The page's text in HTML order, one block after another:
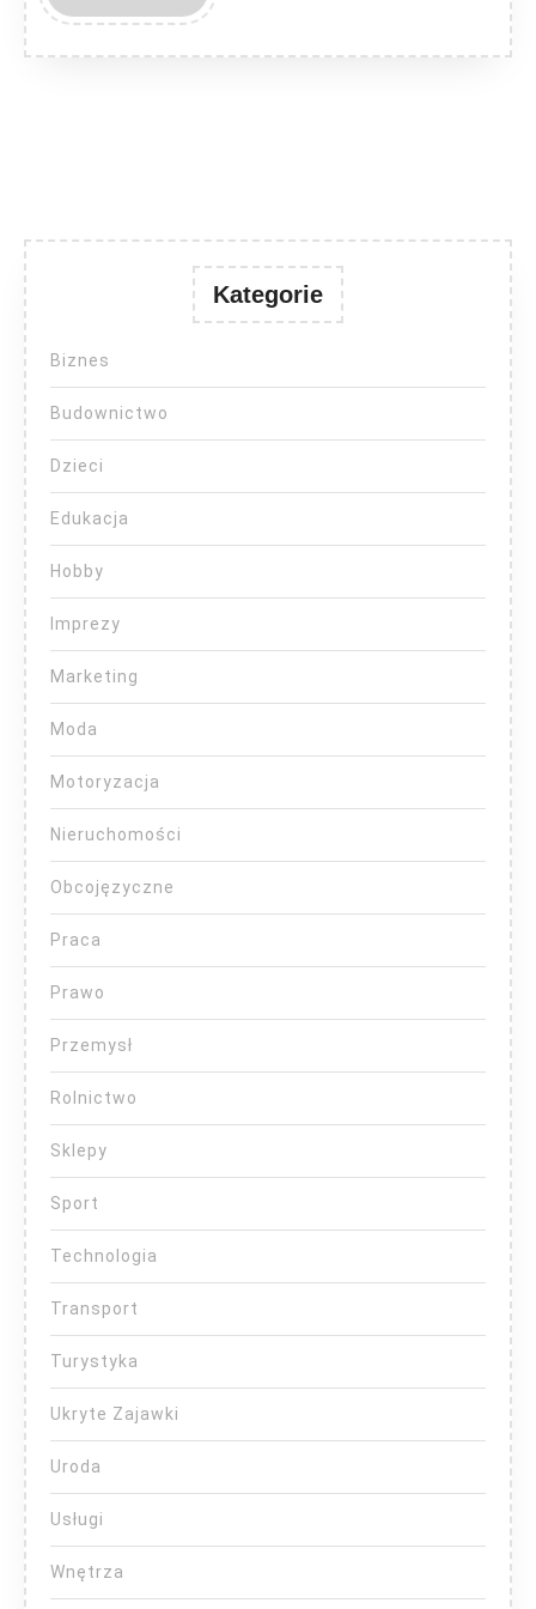
MORE
Kategorie
Biznes
Budownictwo
Dzieci
Edukacja
Hobby
Imprezy
Marketing
Moda
Motoryzacja
Nieruchomości
Obcojęzyczne
Praca
Prawo
Przemysł
Rolnictwo
Sklepy
Sport
Technologia
Transport
Turystyka
Ukryte Zajawki
Uroda
Usługi
Wnętrza